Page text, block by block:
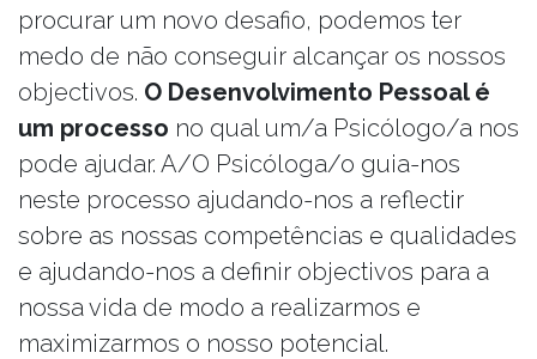
procurar um novo desafio, podemos ter
medo de não conseguir alcançar os nossos
objectivos. O Desenvolvimento Pessoal é
um processo no qual um/a Psicólogo/a nos
pode ajudar. A/O Psicóloga/o guia-nos
neste processo ajudando-nos a reflectir
sobre as nossas competências e qualidades
e ajudando-nos a definir objectivos para a
nossa vida de modo a realizarmos e
maximizarmos o nosso potencial.